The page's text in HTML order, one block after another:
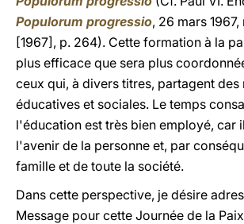
Populorum progressio, 26 mars 1967,
[1967], p. 264). Cette formation à la
plus efficace que sera plus
ceux qui, à divers titres, partagent
éducatives et sociales. Le temps
l'éducation est très bien employé, car
l'avenir de la personne et, par
famille et de toute la société.
Dans cette perspective, je désire
Message pour cette Journée de la